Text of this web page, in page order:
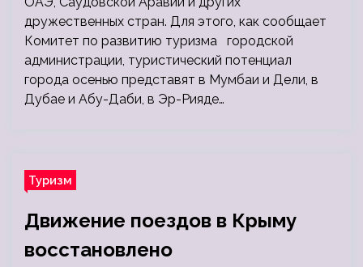
дружественных стран. Для этого, как сообщает
Комитет по развитию туризма городской
администрации, туристический потенциал
города осенью представят в Мумбаи и Дели, в
Дубае и Абу-Даби, в Эр-Рияде…
Туризм
Движение поездов в Крыму
восстановлено